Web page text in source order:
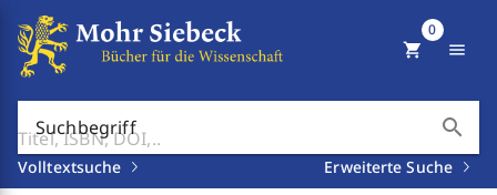
Suchbegriff search
Volltextsuche Erweiterte Suche
shopping_cart
0
menu